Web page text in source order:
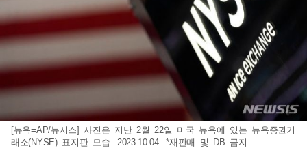
[뉴욕=AP/뉴시스] 사진은 지난 2월 22일 미국 뉴욕에 있는 뉴욕증권거
래소(NYSE) 표지판 모습. 2023.10.04. *재판매 및 DB 금지